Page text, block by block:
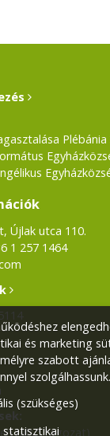
Plébánia
Újlak utca 110.
1 257 1464
(alsó tagozat)
és marketing
szabott
szolgálhassunk.
(szükséges)
statisztikai